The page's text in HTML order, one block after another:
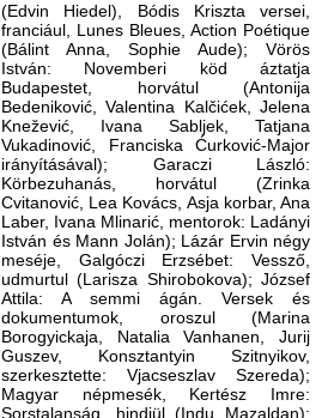
(Edvin Hiedel), Bódis Kriszta versei,
franciául, Lunes Bleues, Action Poétique
(Bálint Anna, Sophie Aude); Vörös
István: Novemberi köd áztatja
Budapestet, horvátul (Antonija
Bedeniković, Valentina Kalčićek, Jelena
Knežević, Ivana Sabljek, Tatjana
Vukadinović, Franciska Ćurković-Major
irányításával); Garaczi László:
Körbezuhanás, horvátul (Zrinka
Cvitanović, Lea Kovács, Asja korbar, Ana
Laber, Ivana Mlinarić, mentorok: Ladányi
István és Mann Jolán); Lázár Ervin négy
meséje, Galgóczi Erzsébet: Vessző,
udmurtul (Larisza Shirobokova); József
Attila: A semmi ágán. Versek és
dokumentumok, oroszul (Marina
Borogyickaja, Natalia Vanhanen, Jurij
Guszev, Konsztantyin Szitnyikov,
szerkesztette: Vjacseszlav Szereda);
Magyar népmesék, Kertész Imre:
Sorstalanság, hindiül (Indu Mazaldan);